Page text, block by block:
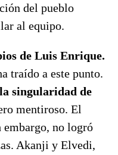
del pueblo
al equipo.
de Luis Enrique.
traído a este punto.
singularidad de
mentiroso. El
no logró
Akanji y Elvedi,